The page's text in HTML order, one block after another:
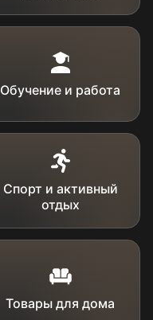
Обучение и работа
Спорт и активный
отдых
Товары для дома